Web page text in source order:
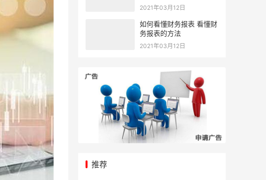
2021年03月12日
如何看懂财务报表 看懂财
务报表的方法
2021年03月12日
推荐